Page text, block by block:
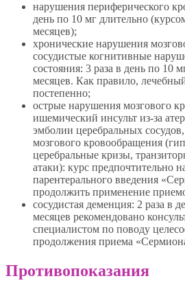
нарушения периферического
день по 10 мг длительно
месяцев);
хронические нарушения
сосудистые когнитивные
состояния: 3 раза в день по 10
месяцев. Как правило,
постепенно;
острые нарушения мозгового
ишемический инсульт из-за
эмболии церебральных
мозгового кровообращения
церебральные кризы,
атаки): курс предпочтительно
парентерального введения
продолжить применение
сосудистая деменция: 2 раза в
месяцев рекомендовано
специалистом по поводу
продолжения приема
Противопоказания